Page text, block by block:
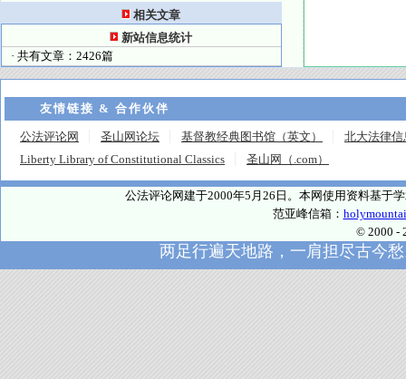
相关文章
新站信息统计
· 共有文章：2426篇
友情链接 & 合作伙伴
公法评论网 圣山网论坛 基督教经典图书馆（英文）
北大法律信
Liberty Library of Constitutional Classics
圣山网（.com）
公法评论网建于2000年5月26日。本网使用资料基于
范亚峰信箱：
© 2000 -
两足行遍天地路，一肩担尽古今